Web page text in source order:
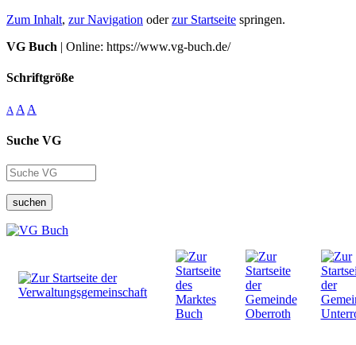
Zum Inhalt, zur Navigation oderzur Startseite springen.
VG Buch | Online: https://www.vg-buch.de/
Schriftgröße
A A A
Suche VG
suchen